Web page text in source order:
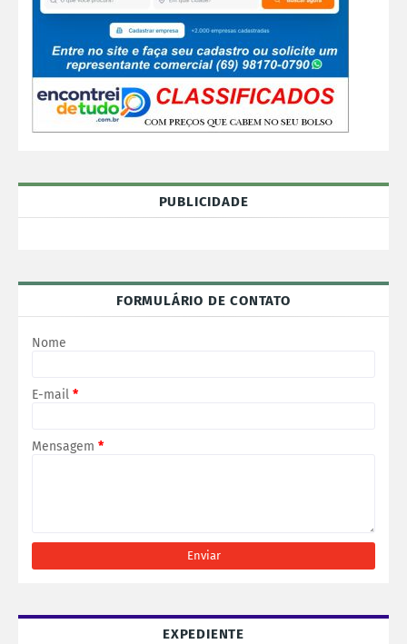
PUBLICIDADE
FORMULÁRIO DE CONTATO
Nome
E-mail *
Mensagem *
EXPEDIENTE